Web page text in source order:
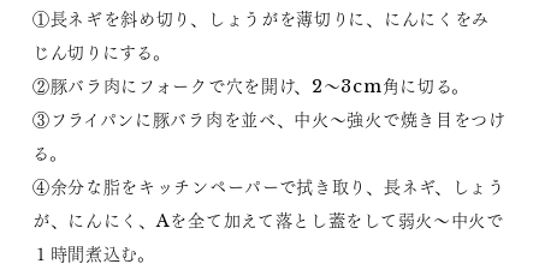
①長ネギを斜め切り、しょうがを薄切りに、にんにくをみ
じん切りにする。
②豚バラ肉にフォークで穴を開け、2～3cm角に切る。
③フライパンに豚バラ肉を並べ、中火～強火で焼き目をつけ
る。
④余分な脂をキッチンペーパーで拭き取り、長ネギ、しょう
が、にんにく、Aを全て加えて落とし蓋をして弱火～中火で
１時間煮込む。